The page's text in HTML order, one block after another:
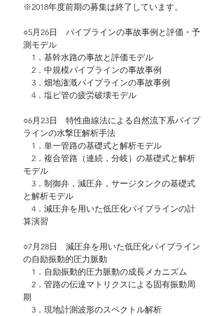
※2018年度前期の募集は終了しています。
○5月26日　パイプラインの事故事例と評価・予
測モデル
1．基幹水路の事故と評価モデル
2．中規模パイプラインの事故事例
3．畑地潅漑パイプラインの事故事例
4．塩ビ管の疲労破壊モデル
○6月23日　特性曲線法による自然流下系パイプ
ラインの水撃圧解析手法
1．単一管路の基礎式と解析モデル
2．複合管路（連続，分岐）の基礎式と解析
モデル
3．制御弁，減圧弁，サージタンクの基礎式
と解析モデル
4．減圧弁を用いた低圧化パイプラインの計
算演習
○7月28日　減圧弁を用いた低圧化パイプライン
の自励振動的圧力脈動
1．自励振動的圧力脈動の成長メカニズム
2．管路の伝達マトリクスによる固有振動周
期
3．現地計測波形のスペクトル解析